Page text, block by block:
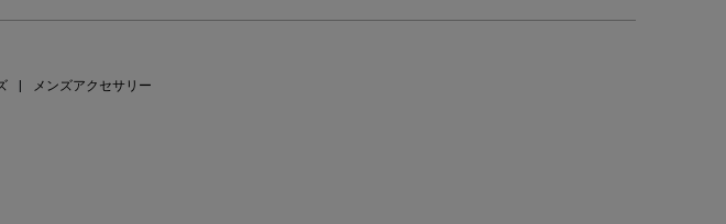
メンズアクセサリー